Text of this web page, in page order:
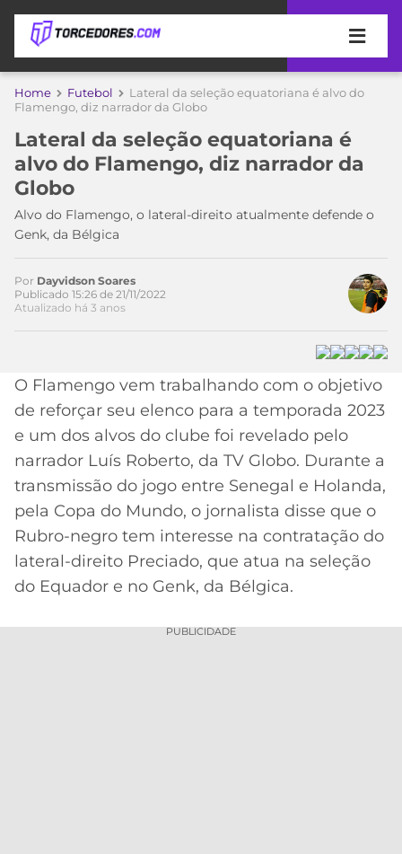
APOSTAS
DE
APOSTA
MELHORES
SITES
DE
APOSTAS
2026
BETBOOM
CÓDIGO
DE
INDICAÇÃO
BET365
CÓDIGO
BETANO
APPS
COPA
DO
MUNDO
TIMES
MEU
TIME
PALMEIRAS
CORINTHIANS
SÃO
PAULO
SANTOS
CAMPEONATOS
SÉRIE
LIBERTADORES
COPA
DO
BRASIL
PREMIER
ESPORTIVA
MERCADO
DA
BOLA
PALPITES
Home Futebol
Lateral da seleção equatoriana é alvo do
Flamengo, diz narrador da Globo
Lateral da seleção equatoriana é
alvo do Flamengo, diz narrador da
Globo
Alvo do Flamengo, o lateral-direito atualmente defende o
Genk, da Bélgica
Acesse o perfil do autor
no Twitter
Por Dayvidson Soares
Publicado 15:26 de 21/11/2022
Atualizado há 3 anos
O Flamengo vem trabalhando com o objetivo
de reforçar seu elenco para a temporada 2023
e um dos alvos do clube foi revelado pelo
narrador Luís Roberto, da TV Globo. Durante a
transmissão do jogo entre Senegal e Holanda,
pela Copa do Mundo, o jornalista disse que o
Rubro-negro tem interesse na contratação do
lateral-direito Preciado, que atua na seleção
do Equador e no Genk, da Bélgica.
PUBLICIDADE